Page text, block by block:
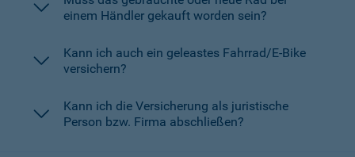
einem Händler gekauft worden sein?
Kann ich auch ein geleastes Fahrrad/E-Bike
versichern?
Kann ich die Versicherung als juristische
Person bzw. Firma abschließen?